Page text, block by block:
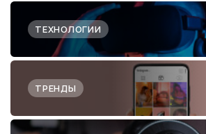
ТЕХНОЛОГИИ
ТРЕНДЫ